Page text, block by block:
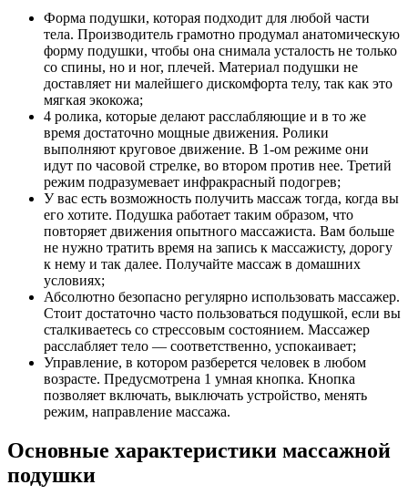
Форма подушки, которая подходит для любой части
тела. Производитель грамотно продумал анатомическую
форму подушки, чтобы она снимала усталость не только
со спины, но и ног, плечей. Материал подушки не
доставляет ни малейшего дискомфорта телу, так как это
мягкая экокожа;
4 ролика, которые делают расслабляющие и в то же
время достаточно мощные движения. Ролики
выполняют круговое движение. В 1-ом режиме они
идут по часовой стрелке, во втором против нее. Третий
режим подразумевает инфракрасный подогрев;
У вас есть возможность получить массаж тогда, когда вы
его хотите. Подушка работает таким образом, что
повторяет движения опытного массажиста. Вам больше
не нужно тратить время на запись к массажисту, дорогу
к нему и так далее. Получайте массаж в домашних
условиях;
Абсолютно безопасно регулярно использовать массажер.
Стоит достаточно часто пользоваться подушкой, если вы
сталкиваетесь со стрессовым состоянием. Массажер
расслабляет тело — соответственно, успокаивает;
Управление, в котором разберется человек в любом
возрасте. Предусмотрена 1 умная кнопка. Кнопка
позволяет включать, выключать устройство, менять
режим, направление массажа.
Основные характеристики массажной
подушки